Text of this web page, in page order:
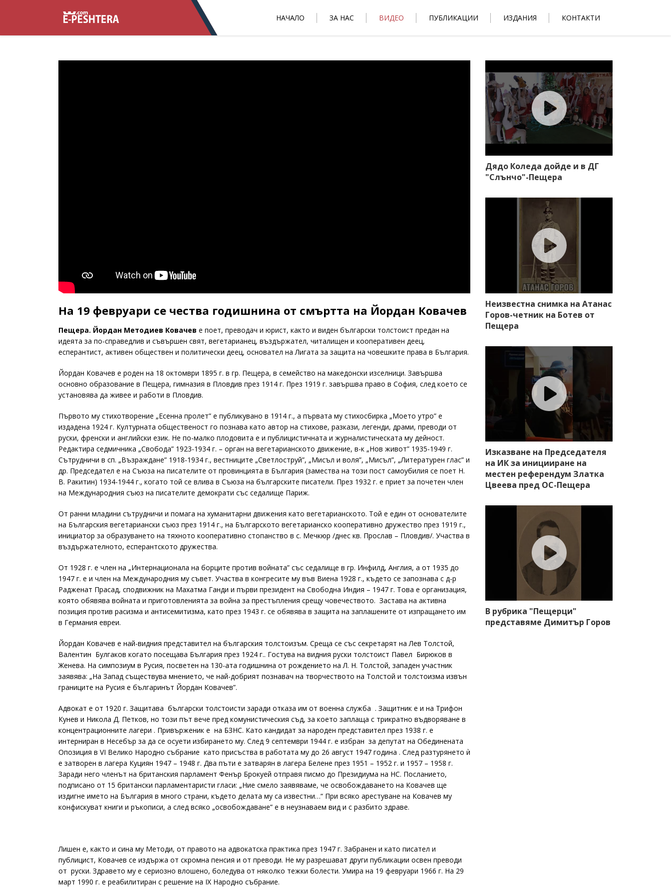
НАЧАЛО ЗА НАС ВИДЕО ПУБЛИКАЦИИ ИЗДАНИЯ КОНТАКТИ
На 19 февруари се чества годишнина от смъртта на Йордан Ковачев
Пещера. Йордан Методиев Ковачев е поет, преводач и юрист, както и виден български толстоист предан на
идеята за по-справедлив и съвършен свят, вегетарианец, въздържател, читалищен и кооперативен деец,
есперантист, активен обществен и политически деец, основател на Лигата за защита на човешките права в България.
Йордан Ковачев е роден на 18 октомври 1895 г. в гр. Пещера, в семейство на македонски изселници. Завършва
основно образование в Пещера, гимназия в Пловдив през 1914 г. През 1919 г. завършва право в София, след което се
установява да живее и работи в Пловдив.
Първото му стихотворение „Есенна пролет” е публикувано в 1914 г., а първата му стихосбирка „Моето утро” е
издадена 1924 г. Културната общественост го познава като автор на стихове, разкази, легенди, драми, преводи от
руски, френски и английски език. Не по-малко плодовита е и публицистичната и журналистическата му дейност.
Редактира седмичника „Свобода” 1923-1934 г. – орган на вегетарианското движение, в-к „Нов живот” 1935-1949 г.
Сътрудничи в сп. „Възраждане” 1918-1934 г., вестниците „Светлоструй”, „Мисъл и воля”, „Мисъл”, „Литературен глас” и
др. Председател е на Съюза на писателите от провинцията в България (замества на този пост самоубилия се поет Н.
В. Ракитин) 1934-1944 г., когато той се влива в Съюза на българските писатели. През 1932 г. е приет за почетен член
на Международния съюз на писателите демократи със седалище Париж.
От ранни младини сътрудничи и помага на хуманитарни движения като вегетарианското. Той е един от основателите
на Българския вегетариански съюз през 1914 г., на Българското вегетарианско кооперативно дружество през 1919 г.,
инициатор за образуването на тяхното кооперативно стопанство в с. Мечкюр /днес кв. Прослав – Пловдив/. Участва в
въздържателното, есперантското дружества.
От 1928 г. е член на „Интернационала на борците против войната” със седалище в гр. Инфилд, Англия, а от 1935 до
1947 г. е и член на Международния му съвет. Участва в конгресите му във Виена 1928 г., където се запознава с д-р
Радженат Прасад, сподвижник на Махатма Ганди и първи президент на Свободна Индия – 1947 г. Това е организация,
която обявява войната и приготовленията за война за престъпления срещу човечеството. Застава на активна
позиция против расизма и антисемитизма, като през 1943 г. се обявява в защита на заплашените от изпращането им
в Германия евреи.
Йордан Ковачев е най-видния представител на българския толстоизъм. Среща се със секретарят на Лев Толстой,
Валентин Булгаков когато посещава България през 1924 г.. Гостува на видния руски толстоист Павел Бирюков в
Женева. На симпозиум в Русия, посветен на 130-ата годишнина от рождението на Л. Н. Толстой, западен участник
заявява: „На Запад съществува мнението, че най-добрият познавач на творчеството на Толстой и толстоизма извън
границите на Русия е българинът Йордан Ковачев”.
Адвокат е от 1920 г. Защитава български толстоисти заради отказа им от военна служба . Защитник е и на Трифон
Кунев и Никола Д. Петков, но този път вече пред комунистическия съд, за което заплаща с трикратно въдворяване в
концентрационните лагери . Привърженик е на БЗНС. Като кандидат за народен представител през 1938 г. е
интерниран в Несебър за да се осуети избирането му. След 9 септември 1944 г. е избран за депутат на Обединената
Опозиция в VI Велико Народно събрание като присъства в работата му до 26 август 1947 година . След разтурянето ѝ
е затворен в лагера Куциян 1947 – 1948 г. Два пъти е затварян в лагера Белене през 1951 – 1952 г. и 1957 – 1958 г.
Заради него членът на британския парламент Фенър Брокуей отправя писмо до Президиума на НС. Посланието,
подписано от 15 британски парламентаристи гласи: „Ние смело заявяваме, че освобождаването на Ковачев ще
издигне името на България в много страни, където делата му са известни…“ При всяко арестуване на Ковачев му
конфискуват книги и ръкописи, а след всяко „освобождаване” е в неузнаваем вид и с разбито здраве.
Лишен е, както и сина му Методи, от правото на адвокатска практика през 1947 г. Забранен и като писател и
публицист, Ковачев се издържа от скромна пенсия и от преводи. Не му разрешават други публикации освен преводи
от руски. Здравето му е сериозно влошено, боледува от няколко тежки болести. Умира на 19 февруари 1966 г. На 29
март 1990 г. е реабилитиран с решение на IX Народно събрание.
Дядо Коледа дойде и в ДГ
"Слънчо"-Пещера
Неизвестна снимка на Атанас
Горов-четник на Ботев от
Пещера
Изказване на Председателя
на ИК за иницииране на
местен референдум Златка
Цвеева пред ОС-Пещера
В рубрика "Пещерци"
представяме Димитър Горов